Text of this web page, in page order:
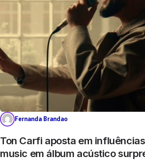
Fernanda Brandao
Ton Carfi aposta em
music em álbum acústico